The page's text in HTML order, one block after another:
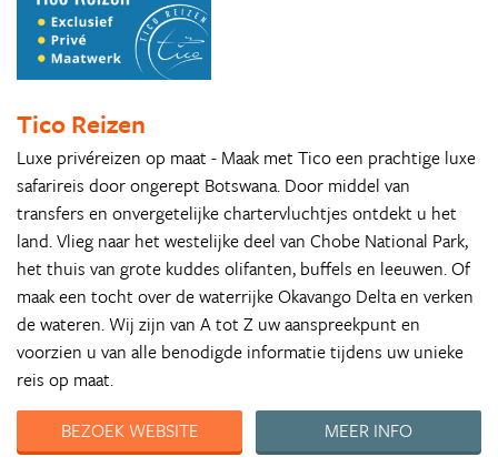
Tico Reizen
Luxe privéreizen op maat - Maak met Tico een prachtige luxe
safarireis door ongerept Botswana. Door middel van
transfers en onvergetelijke chartervluchtjes ontdekt u het
land. Vlieg naar het westelijke deel van Chobe National Park,
het thuis van grote kuddes olifanten, buffels en leeuwen. Of
maak een tocht over de waterrijke Okavango Delta en verken
de wateren. Wij zijn van A tot Z uw aanspreekpunt en
voorzien u van alle benodigde informatie tijdens uw unieke
reis op maat.
BEZOEK WEBSITE
MEER INFO